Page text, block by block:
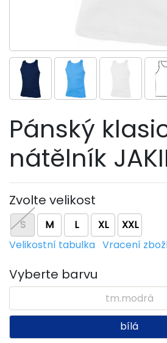
Pánský
nátělník
Zvolte velikost
S M L XL
XXL
Velikostní tabulka Vracení
Vyberte barvu
tm.modrá
bílá